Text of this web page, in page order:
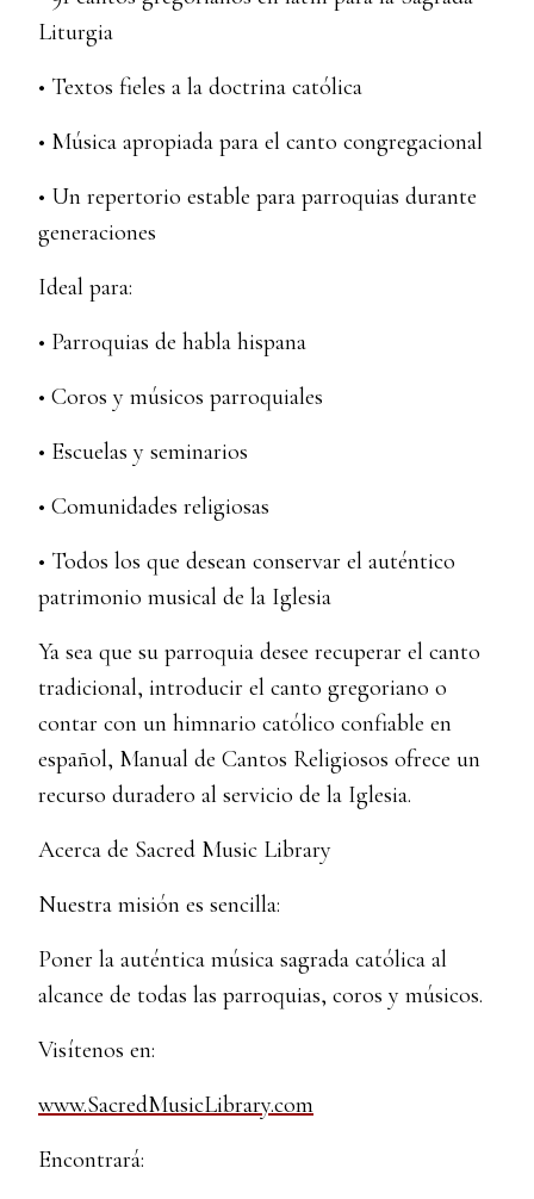
Liturgia
• Textos fieles a la doctrina católica
• Música apropiada para el canto congregacional
• Un repertorio estable para parroquias durante
generaciones
Ideal para:
• Parroquias de habla hispana
• Coros y músicos parroquiales
• Escuelas y seminarios
• Comunidades religiosas
• Todos los que desean conservar el auténtico
patrimonio musical de la Iglesia
Ya sea que su parroquia desee recuperar el canto
tradicional, introducir el canto gregoriano o
contar con un himnario católico confiable en
español, Manual de Cantos Religiosos ofrece un
recurso duradero al servicio de la Iglesia.
Acerca de Sacred Music Library
Nuestra misión es sencilla:
Poner la auténtica música sagrada católica al
alcance de todas las parroquias, coros y músicos.
Visítenos en:
www.SacredMusicLibrary.com
Encontrará: